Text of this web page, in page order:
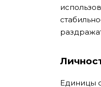
Единицы